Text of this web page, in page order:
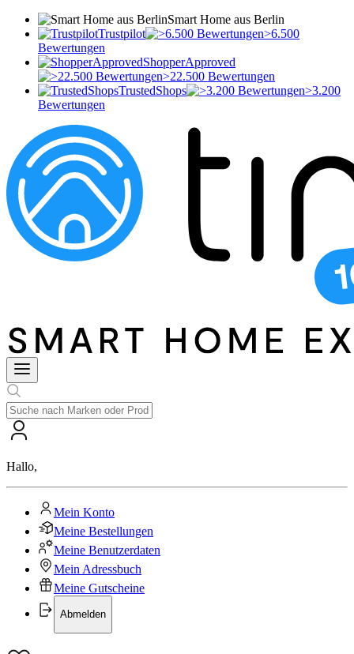
Smart Home aus Berlin
Trustpilot
>6.500
Bewertungen
ShopperApproved
>22.500 Bewertungen
TrustedShops
>3.200
Bewertungen
Hallo,
Mein Konto
Meine Bestellungen
Meine Benutzerdaten
Mein Adressbuch
Meine Gutscheine
Abmelden